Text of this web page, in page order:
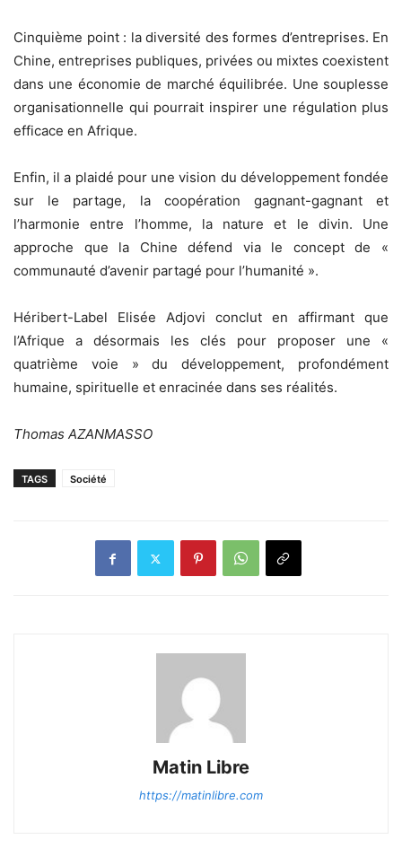
Cinquième point : la diversité des formes d’entreprises. En
Chine, entreprises publiques, privées ou mixtes coexistent
dans une économie de marché équilibrée. Une souplesse
organisationnelle qui pourrait inspirer une régulation plus
efficace en Afrique.
Enfin, il a plaidé pour une vision du développement fondée
sur le partage, la coopération gagnant-gagnant et
l’harmonie entre l’homme, la nature et le divin. Une
approche que la Chine défend via le concept de «
communauté d’avenir partagé pour l’humanité ».
Héribert-Label Elisée Adjovi conclut en affirmant que
l’Afrique a désormais les clés pour proposer une «
quatrième voie » du développement, profondément
humaine, spirituelle et enracinée dans ses réalités.
Thomas AZANMASSO
TAGS Société
Matin Libre
https://matinlibre.com